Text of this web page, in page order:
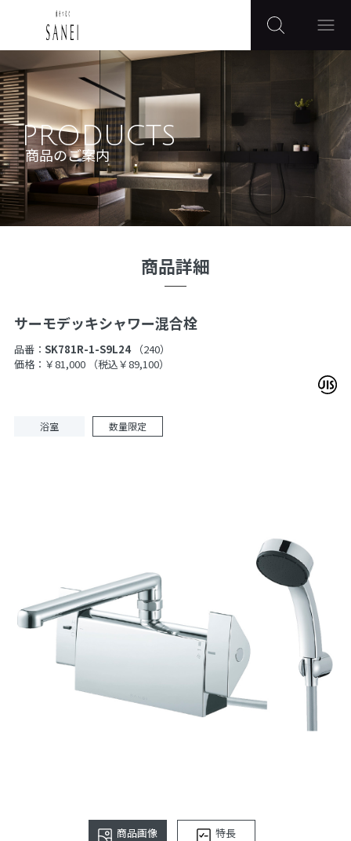
PRODUCTS
商品のご案内
商品詳細
サーモデッキシャワー混合栓
品番： SK781R-1-S9L24 （240）
価格：￥81,000
（税込￥89,100）
浴室 数量限定
商品画像 特長